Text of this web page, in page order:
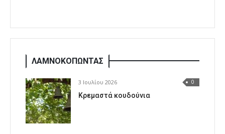
ΛΑΜΝΟΚΟΠΩΝΤΑΣ
3 Ιουλίου 2026 0
Κρεμαστά κουδούνια